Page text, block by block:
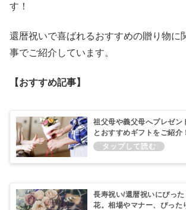
す！
還暦祝いで喜ばれるおすすめの贈り物に
事でご紹介しています。
【おすすめ記事】
祖父母や義父母へプレゼン
とおすすめギフトをご紹介！
長寿祝い/還暦祝いにぴっ
花。相場やマナー、ぴった